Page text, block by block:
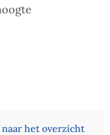
het overzicht